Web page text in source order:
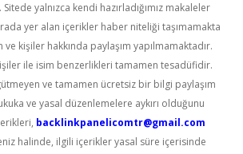
yalnızca kendi hazırladığımız makaleler
yer alan içerikler haber niteliği taşımamakta
kişiler hakkında paylaşım yapılmamaktadır.
ile isim benzerlikleri tamamen tesadüfidir.
ve tamamen ücretsiz bir bilgi paylaşım
ve yasal düzenlemelere aykırı olduğunu
backlinkpanelicomtr@gmail.com
halinde, ilgili içerikler yasal süre içerisinde